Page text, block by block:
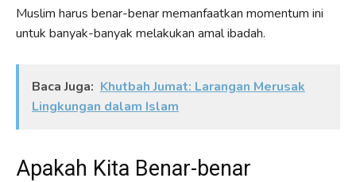
Muslim harus benar-benar memanfaatkan momentum ini
untuk banyak-banyak melakukan amal ibadah.
Baca Juga: Khutbah Jumat: Larangan Merusak
Lingkungan dalam Islam
Apakah Kita Benar-benar